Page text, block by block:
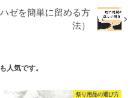
ゼを簡単に留める方
法）
人気です。
祭り用品の選び方